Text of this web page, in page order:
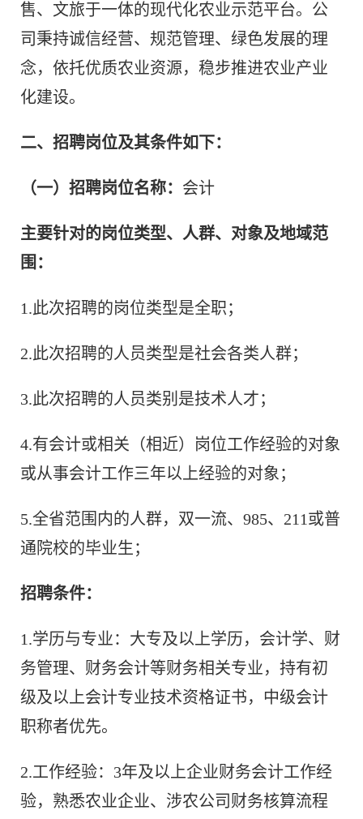
售、文旅于一体的现代化农业示范平台。公
司秉持诚信经营、规范管理、绿色发展的理
念，依托优质农业资源，稳步推进农业产业
化建设。
二、招聘岗位及其条件如下：
（一）招聘岗位名称： 会计
主要针对的岗位类型、人群、对象及地域范
围：
1.此次招聘的岗位类型是全职；
2.此次招聘的人员类型是社会各类人群；
3.此次招聘的人员类别是技术人才；
4.有会计或相关（相近）岗位工作经验的对象
或从事会计工作三年以上经验的对象；
5.全省范围内的人群，双一流、985、211或普
通院校的毕业生；
招聘条件：
1.学历与专业：大专及以上学历，会计学、财
务管理、财务会计等财务相关专业，持有初
级及以上会计专业技术资格证书，中级会计
职称者优先。
2.工作经验：3年及以上企业财务会计工作经
验，熟悉农业企业、涉农公司财务核算流程